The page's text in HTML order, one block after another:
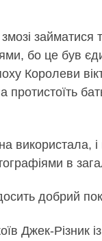
змозі
бо це був
Королеви
в
добрий
Джек-Різник